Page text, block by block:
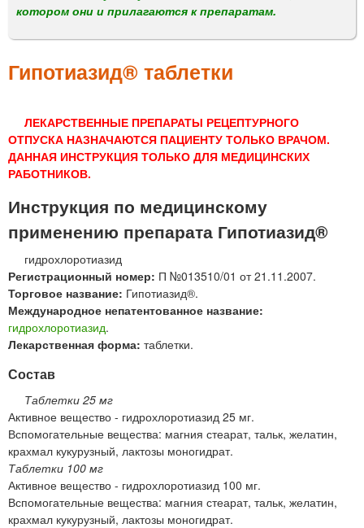
е
н
котором они и прилагаются к препаратам.
Гипотиазид® таблетки
ЛЕКАРСТВЕННЫЕ ПРЕПАРАТЫ РЕЦЕПТУРНОГО
ОТПУСКА НАЗНАЧАЮТСЯ ПАЦИЕНТУ ТОЛЬКО ВРАЧОМ.
ДАННАЯ ИНСТРУКЦИЯ ТОЛЬКО ДЛЯ МЕДИЦИНСКИХ
РАБОТНИКОВ.
Инструкция по медицинскому
применению препарата Гипотиазид®
гидрохлоротиазид
Регистрационный номер: П №013510/01 от 21.11.2007.
Торговое название: Гипотиазид®.
Международное непатентованное название:
гидрохлоротиазид.
Лекарственная форма: таблетки.
Состав
Таблетки 25 мг
Активное вещество - гидрохлоротиазид 25 мг.
Вспомогательные вещества: магния стеарат, тальк, желатин,
крахмал кукурузный, лактозы моногидрат.
Таблетки 100 мг
Активное вещество - гидрохлоротиазид 100 мг.
Вспомогательные вещества: магния стеарат, тальк, желатин,
крахмал кукурузный, лактозы моногидрат.